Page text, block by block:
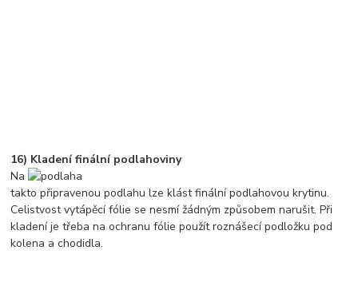
16) Kladení finální podlahoviny
Na
takto připravenou podlahu lze klást finální podlahovou krytinu.
Celistvost vytápěcí fólie se nesmí žádným způsobem narušit. Při
kladení je třeba na ochranu fólie použít roznášecí podložku pod
kolena a chodidla.